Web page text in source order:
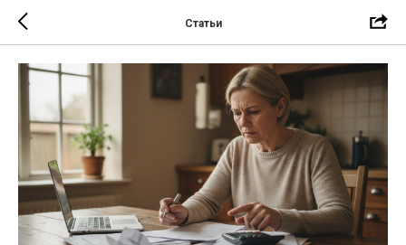
Статьи